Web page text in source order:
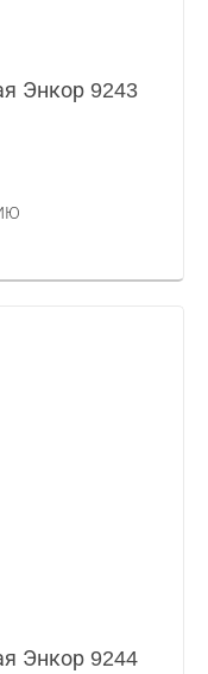
Энкор 9243
Энкор 9244